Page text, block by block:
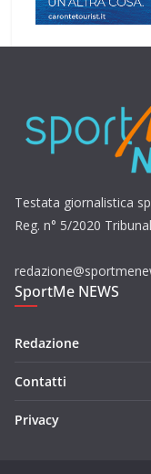
Testata giornalistica
Reg. n° 5/2020
SportMe NEWS
Redazione
Contatti
Privacy